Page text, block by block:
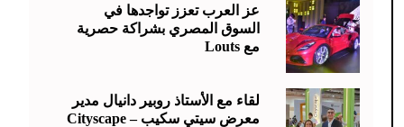
عز العرب تعزز تواجدها في
السوق المصري بشراكة حصرية
مع Louts
لقاء مع الأستاذ روبير دانيال مدير
معرض سيتي سكيب – Cityscape